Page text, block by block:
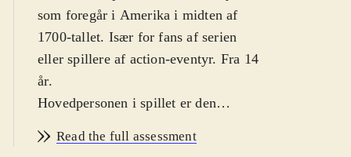
som foregår i Amerika i midten af
1700-tallet. Især for fans af serien
eller spillere af action-eventyr. Fra 14
år.
Hovedpersonen i spillet er den
Cormac som før var snigmorder for
Read the full assessment